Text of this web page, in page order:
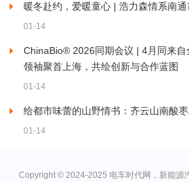
暖冬赴约，爱暖童心 | 浩力森情系南
01-14
ChinaBio® 2026同期会议 | 4月同来自
领袖聚首上海，共绘创新与合作蓝图
01-14
给都市味蕾的山野情书：齐云山南酸
01-14
Copyright © 2024-2025 电车时代网，新能源